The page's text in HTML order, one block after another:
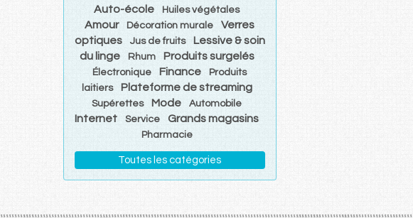
Auto-école Huiles végétales
Amour Décoration murale
Verres
optiques
Jus de fruits
Lessive & soin
du linge
Rhum Produits surgelés
Électronique Finance
Produits
laitiers
Plateforme de streaming
Supérettes Mode Automobile
Internet Service Grands magasins
Pharmacie
Toutes les catégories